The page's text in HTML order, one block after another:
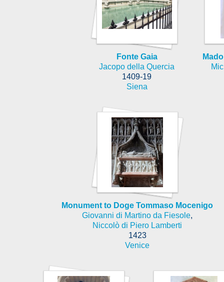
Fonte Gaia
Jacopo della Quercia
1409-19
Siena
Monument to Doge Tommaso Mocenigo
Giovanni di Martino da Fiesole,
Niccolò di Piero Lamberti
1423
Venice